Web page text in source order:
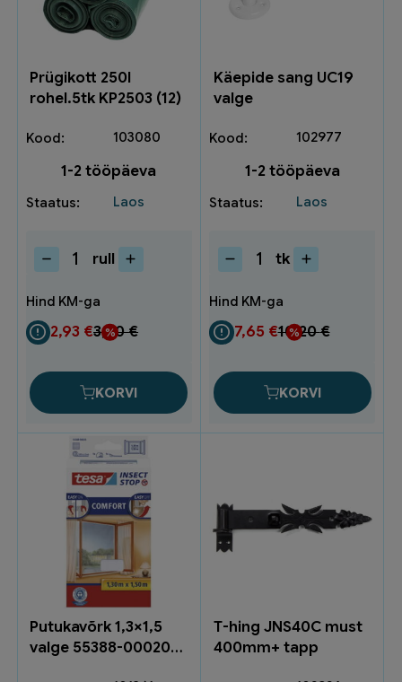
Prügikott 250l
rohel.5tk KP2503 (12)
103080
1-2 tööpäeva
Laos
Prügikott
rohel.5tk
KP2503
(12)
kogus
rull
3,90€
2,93 €
KORVI
Käepide sang UC19
valge
102977
1-2 tööpäeva
Laos
Käepide
UC19
valge
kogus
tk
10,20€
7,65 €
KORVI
Putukavõrk 1,3×1,5
valge 55388-00020-
T-hing JNS40C must
400mm+ tapp